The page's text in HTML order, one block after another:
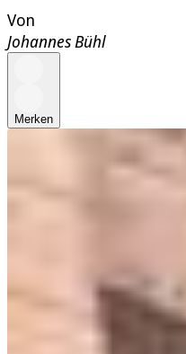
Von
Johannes Bühl
Merken